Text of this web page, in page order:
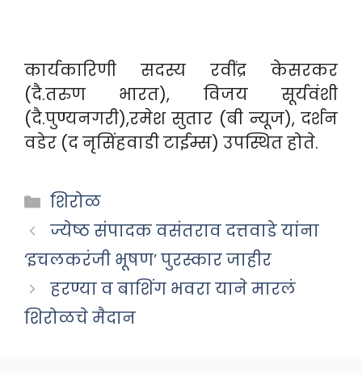
कार्यकारिणी सदस्य रवींद्र केसरकर
(दै.तरुण भारत), विजय सूर्यवंशी
(दै.पुण्यनगरी),रमेश सुतार (बी न्यूज), दर्शन
वडेर (द नृसिंहवाडी टाईम्स) उपस्थित होते.
Categories
शिरोळ
ज्येष्ठ संपादक वसंतराव दत्तवाडे यांना
‘इचलकरंजी भूषण’ पुरस्कार जाहीर
हरण्या व बाशिंग भवरा याने मारलं
शिरोळचे मैदान